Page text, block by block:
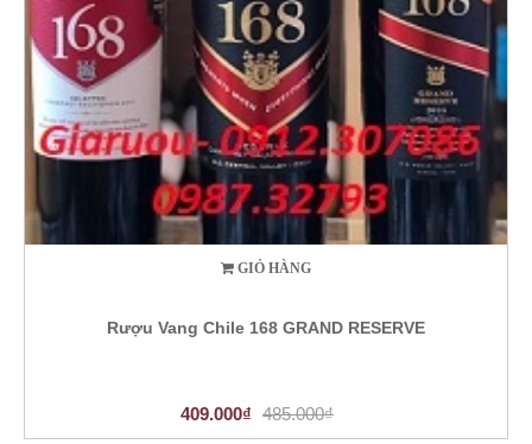
GIỎ HÀNG
Rượu Vang Chile 168 GRAND RESERVE
409.000₫ 485.000₫